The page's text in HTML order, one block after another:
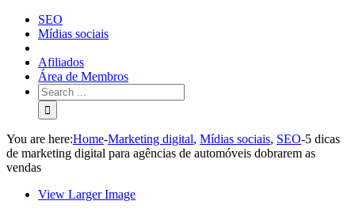
SEO
Mídias sociais
Afiliados
Área de Membros
You are here:Home-Marketing digital, Mídias sociais, SEO-5 dicas
de marketing digital para agências de automóveis dobrarem as
vendas
View Larger Image